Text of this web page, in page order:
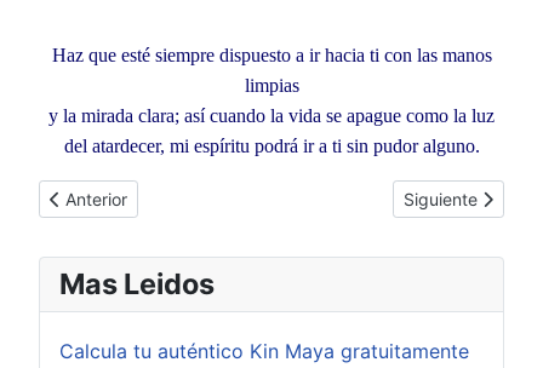
Mas Leidos
Calcula tu auténtico Kin Maya gratuitamente
Haz que esté siempre dispuesto a ir hacia ti con las manos
limpias
y la mirada clara; así cuando la vida se apague como la luz
del atardecer, mi espíritu podrá ir a ti sin pudor alguno.
Artículo anterior: Introducción "Druidas"
Anterior Artículo
Siguiente